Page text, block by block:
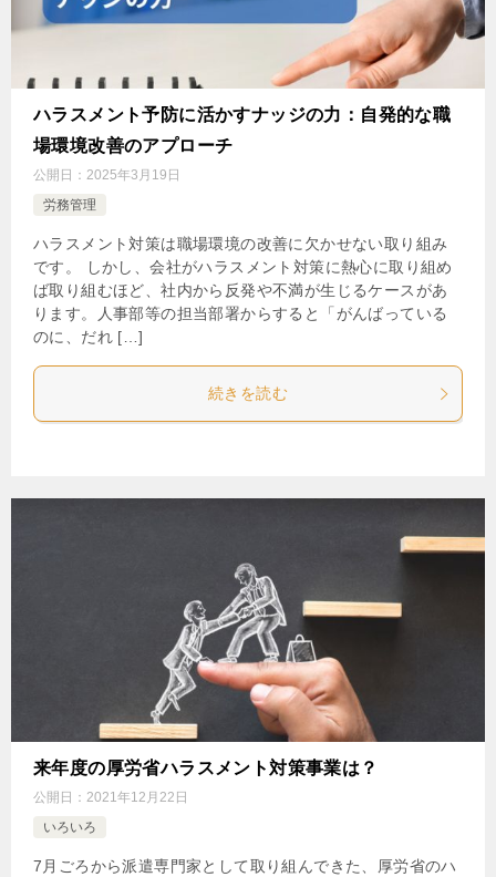
ハラスメント予防に活かすナッジの力：自発的な職
場環境改善のアプローチ
公開日： 2025年3月19日
労務管理
ハラスメント対策は職場環境の改善に欠かせない取り組み
です。 しかし、会社がハラスメント対策に熱心に取り組め
ば取り組むほど、社内から反発や不満が生じるケースがあ
ります。人事部等の担当部署からすると「がんばっている
のに、だれ […]
続きを読む
来年度の厚労省ハラスメント対策事業は？
公開日： 2021年12月22日
いろいろ
7月ごろから派遣専門家として取り組んできた、厚労省のハ